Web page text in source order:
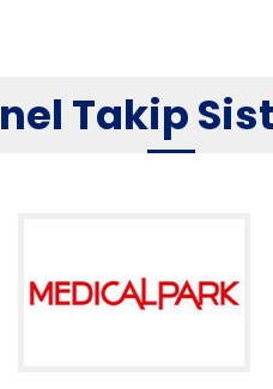
Takip